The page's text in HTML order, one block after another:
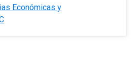
Económicas y